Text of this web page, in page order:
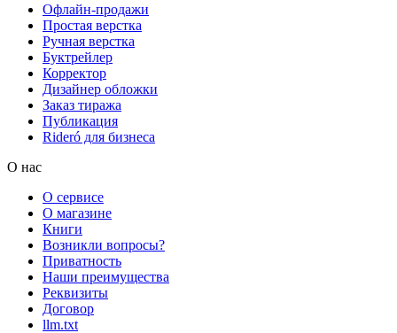
Офлайн-продажи
Простая верстка
Ручная верстка
Буктрейлер
Корректор
Дизайнер обложки
Заказ тиража
Публикация
Rideró для бизнеса
О нас
О сервисе
О магазине
Книги
Возникли вопросы?
Приватность
Наши преимущества
Реквизиты
Договор
llm.txt